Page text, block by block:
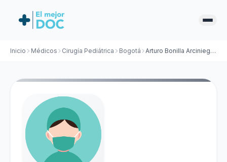
Inicio Médicos Cirugía Pediátrica Bogotá Arturo Bonilla Arciniegas Efrain